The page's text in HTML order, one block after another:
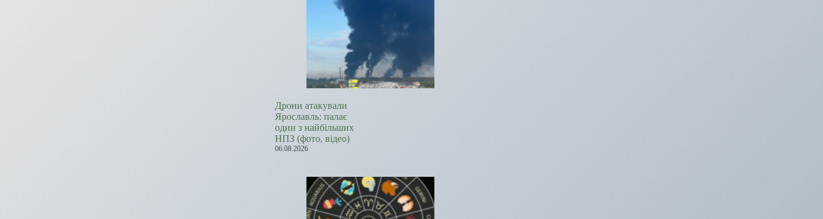
Дрони атакували
Ярославль: палає
один з найбільших
НПЗ (фото, відео)
06.08.2026